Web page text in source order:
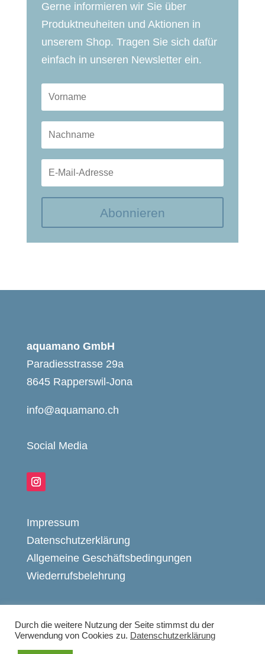
Gerne informieren wir Sie über
Produktneuheiten und Aktionen in
unserem Shop. Tragen Sie sich dafür
einfach in unseren Newsletter ein.
Abonnieren
aquamano GmbH
Paradiesstrasse 29a
8645 Rapperswil-Jona
info@aquamano.ch
Social Media
Impressum
Datenschutzerklärung
Allgemeine Geschäftsbedingungen
Wiederrufsbelehrung
Durch die weitere Nutzung der Seite stimmst du der
Verwendung von Cookies zu. Datenschutzerklärung